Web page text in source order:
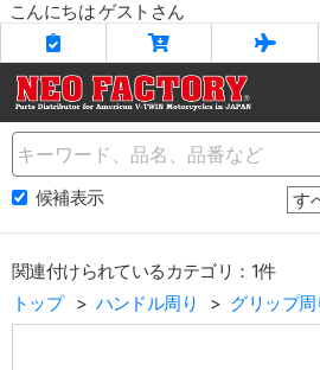
こんにちは ゲストさん
Name
候補表示
関連付けられているカテゴリ：1件
トップ
ハンドル周り グリップ周